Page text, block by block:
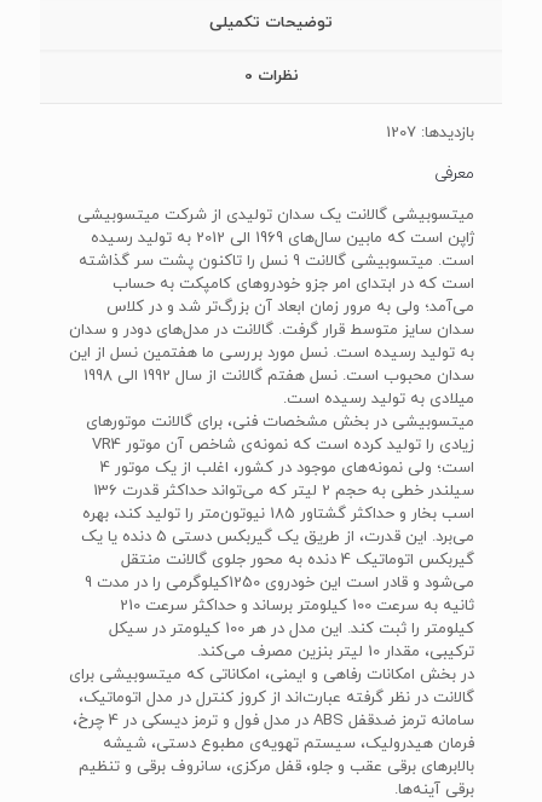
توضیحات تکمیلی
نظرات 0
بازدیدها: 1207
معرفی
میتسوبیشی گالانت یک سدان تولیدی از شرکت میتسوبیشی
ژاپن است که مابین سال‌های 1969 الی 2012 به تولید رسیده
است. میتسوبیشی گالانت 9 نسل را تاکنون پشت سر گذاشته
است که در ابتدای امر جزو خودروهای کامپکت به حساب
می‌آمد؛ ولی به مرور زمان ابعاد آن بزرگ‌تر شد و در کلاس
سدان سایز متوسط قرار گرفت. گالانت در مدل‌های دودر و سدان
به تولید رسیده است. نسل مورد بررسی ما هفتمین نسل از این
سدان محبوب است. نسل هفتم گالانت از سال 1992 الی 1998
میلادی به تولید رسیده است.
میتسوبیشی در بخش مشخصات فنی، برای گالانت موتورهای
زیادی را تولید کرده است که نمونه‌ی شاخص آن موتور VR4
است؛ ولی نمونه‌های موجود در کشور، اغلب از یک موتور 4
سیلندر خطی به حجم 2 لیتر که می‌تواند حداکثر قدرت 136
اسب بخار و حداکثر گشتاور 185 نیوتون‌متر را تولید کند، بهره
می‌برد. این قدرت، از طریق یک گیربکس دستی 5 دنده یا یک
گیربکس اتوماتیک 4 دنده به محور جلوی گالانت منتقل
می‌شود و قادر است این خودروی 1250کیلوگرمی را در مدت 9
ثانیه به سرعت 100 کیلومتر برساند و حداکثر سرعت 210
کیلومتر را ثبت کند. این مدل در هر 100 کیلومتر در سیکل
ترکیبی، مقدار 10 لیتر بنزین مصرف می‌کند.
در بخش امکانات رفاهی و ایمنی، امکاناتی که میتسوبیشی برای
گالانت در نظر گرفته عبارت‌اند از کروز کنترل در مدل اتوماتیک،
سامانه ترمز ضدقفل ABS در مدل فول و ترمز دیسکی در 4 چرخ،
فرمان هیدرولیک، سیستم تهویه‌ی مطبوع دستی، شیشه
بالابرهای برقی عقب و جلو، قفل مرکزی، سانروف برقی و تنظیم
برقی آینه‌ها.